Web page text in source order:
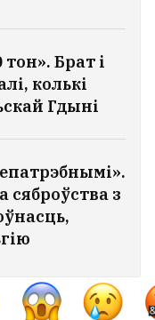
Брат і
колькі
Гдыні
сяброўства з